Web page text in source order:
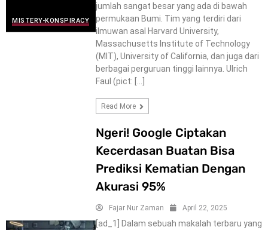
MISTERY-KONSPIRACY
jumlah sangat besar yang ada di bawah
permukaan Bumi. Tim yang terdiri dari
ilmuwan asal Harvard University,
Massachusetts Institute of Technology
(MIT), University of California, dan juga dari
berbagai perguruan tinggi lainnya. Ulrich
Faul (pict: […]
Read More
Ngeri! Google Ciptakan
Kecerdasan Buatan Bisa
Prediksi Kematian Dengan
Akurasi 95%
Fajar Nur Zaman April 22, 2025
[ad_1] Dalam sebuah makalah terbaru yang